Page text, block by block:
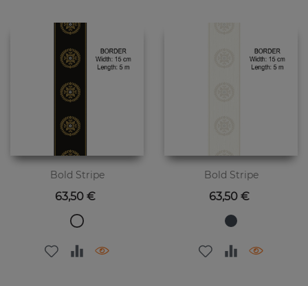
Bold Stripe
Preis
63,50 €
Bold Stripe
Preis
63,50 €